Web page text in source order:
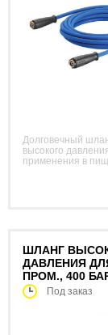
Долговечный
высокого
применения в
ШЛАНГ
ДАВЛЕНИЯ
ПРОМ., 400
НД 8, AVS
Под заказ